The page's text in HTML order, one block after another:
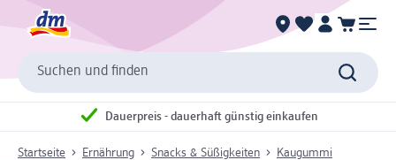
Suchen und finden
Dauerpreis - dauerhaft günstig einkaufen
Startseite Ernährung Snacks & Süßigkeiten Kaugummi